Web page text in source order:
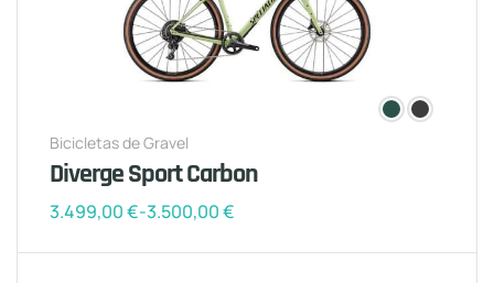
Bicicletas de Gravel
Diverge Sport Carbon
3.499,00€-3.500,00€